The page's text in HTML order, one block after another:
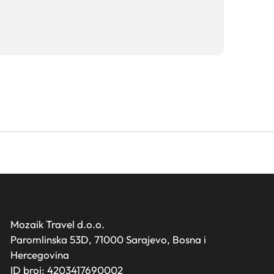
Mozaik Travel d.o.o.
Paromlinska 53D, 71000 Sarajevo, Bosna i
Hercegovina
ID broj: 4203417690002